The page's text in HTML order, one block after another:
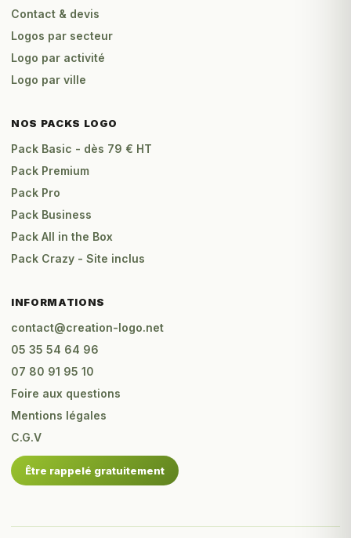
Contact & devis
Logos par secteur
Logo par activité
Logo par ville
NOS PACKS LOGO
Pack Basic - dès 79 € HT
Pack Premium
Pack Pro
Pack Business
Pack All in the Box
Pack Crazy - Site inclus
INFORMATIONS
contact@creation-logo.net
05 35 54 64 96
07 80 91 95 10
Foire aux questions
Mentions légales
C.G.V
Être rappelé gratuitement